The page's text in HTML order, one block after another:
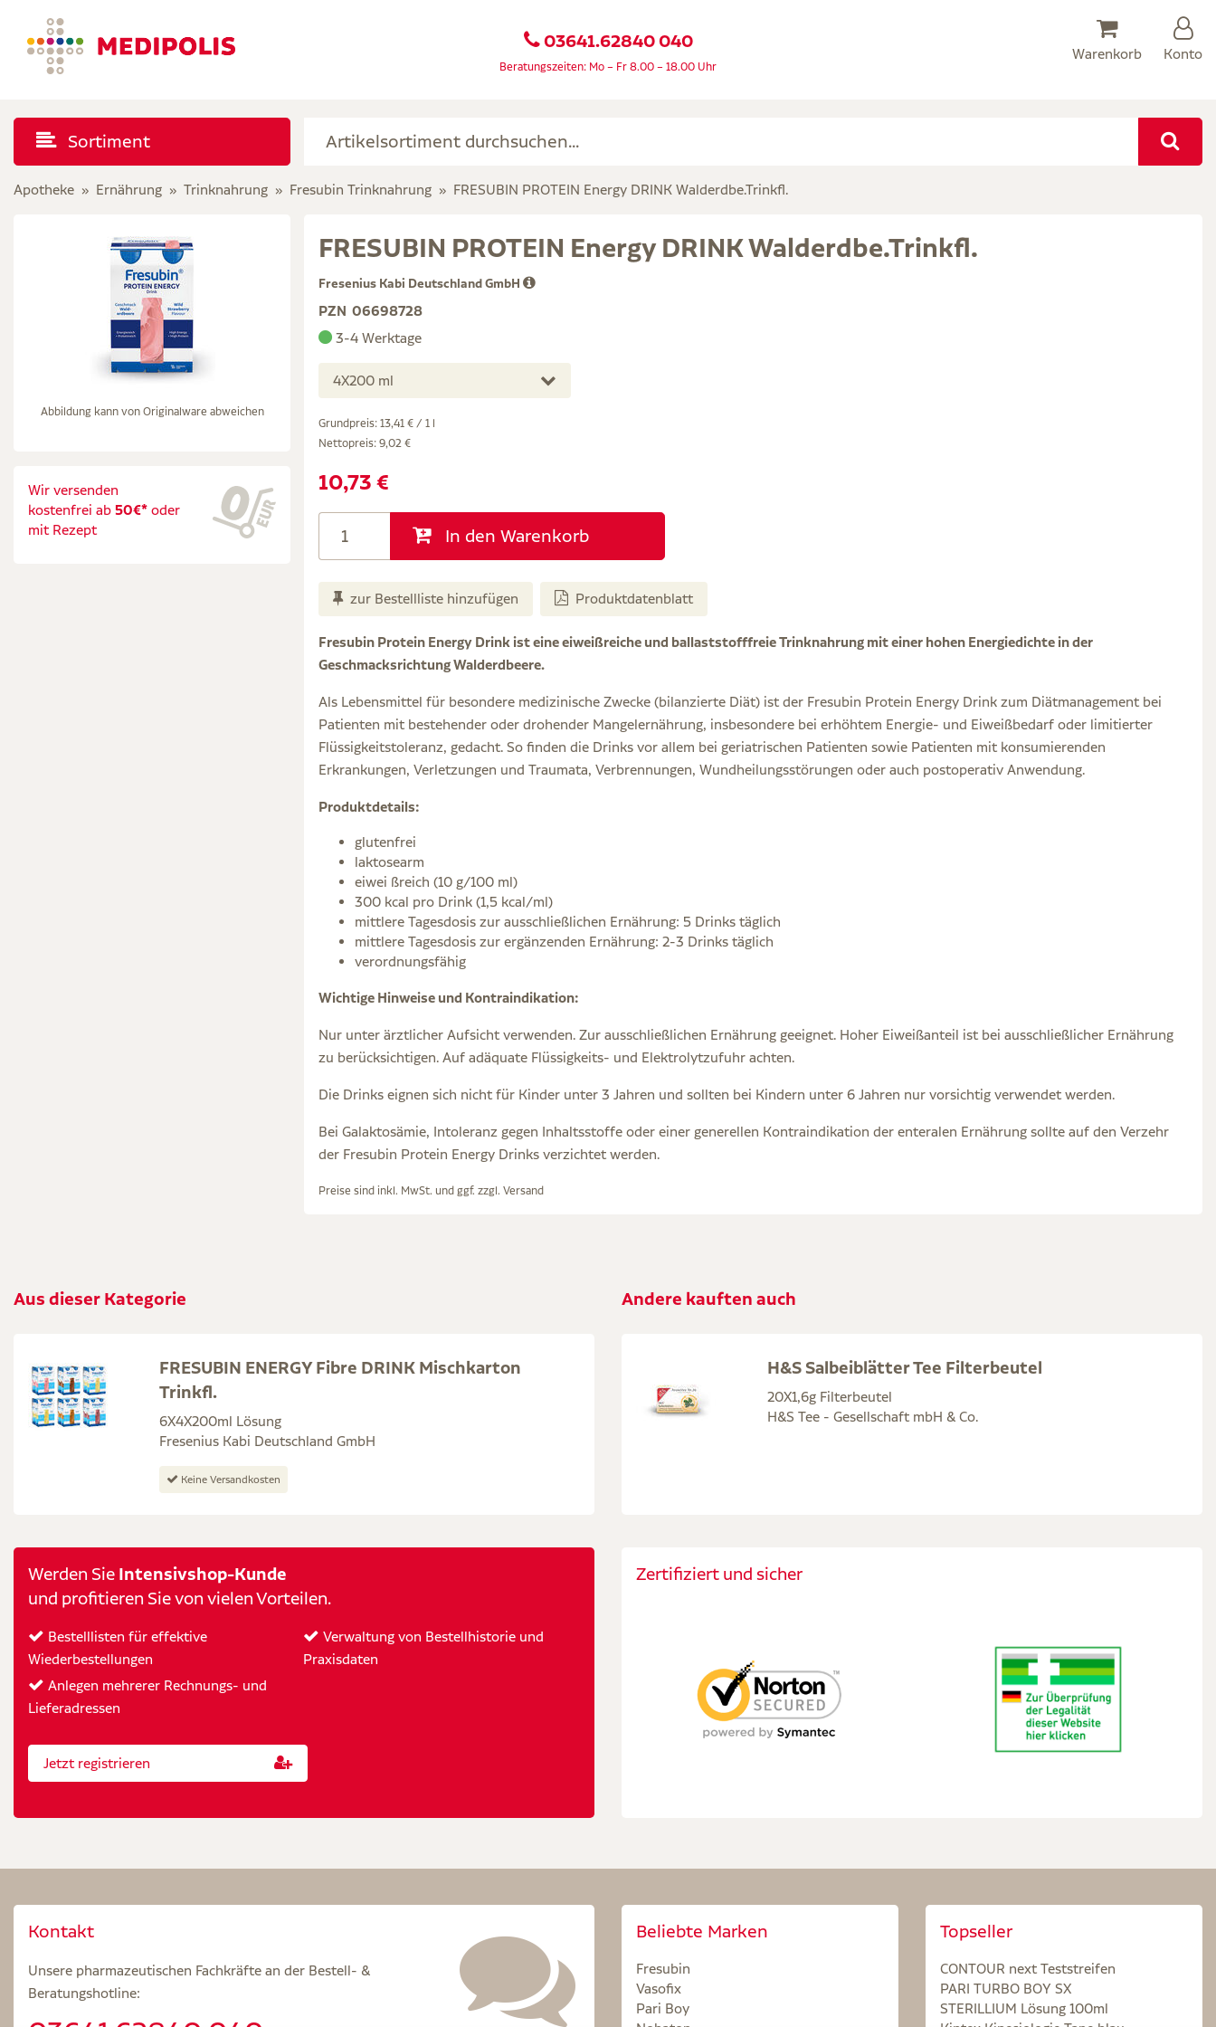
03641.62840 040
Beratungszeiten: Mo – Fr 8.00 – 18.00 Uhr
Warenkorb Konto
Sortiment
Apotheke Ernährung Trinknahrung Fresubin Trinknahrung FRESUBIN PROTEIN Energy DRINK Walderdbe.Trinkfl.
Abbildung kann von Originalware abweichen
Wir versenden
kostenfrei ab 50€* oder
mit Rezept
FRESUBIN PROTEIN Energy DRINK Walderdbe.Trinkfl.
Fresenius Kabi Deutschland GmbH
PZN 06698728
3-4 Werktage
4X200 ml
Grundpreis: 13,41 € / 1 l
Nettopreis: 9,02 €
10,73 €
In den Warenkorb
zur Bestellliste hinzufügen Produktdatenblatt
Fresubin Protein Energy Drink ist eine eiweißreiche und ballaststofffreie Trinknahrung mit einer hohen Energiedichte in der
Geschmacksrichtung Walderdbeere.
Als Lebensmittel für besondere medizinische Zwecke (bilanzierte Diät) ist der Fresubin Protein Energy Drink zum Diätmanagement bei
Patienten mit bestehender oder drohender Mangelernährung, insbesondere bei erhöhtem Energie- und Eiweißbedarf oder limitierter
Flüssigkeitstoleranz, gedacht. So finden die Drinks vor allem bei geriatrischen Patienten sowie Patienten mit konsumierenden
Erkrankungen, Verletzungen und Traumata, Verbrennungen, Wundheilungsstörungen oder auch postoperativ Anwendung.
Produktdetails:
glutenfrei
laktosearm
eiwei ßreich (10 g/100 ml)
300 kcal pro Drink (1,5 kcal/ml)
mittlere Tagesdosis zur ausschließlichen Ernährung: 5 Drinks täglich
mittlere Tagesdosis zur ergänzenden Ernährung: 2-3 Drinks täglich
verordnungsfähig
Wichtige Hinweise und Kontraindikation:
Nur unter ärztlicher Aufsicht verwenden. Zur ausschließlichen Ernährung geeignet. Hoher Eiweißanteil ist bei ausschließlicher Ernährung
zu berücksichtigen. Auf adäquate Flüssigkeits- und Elektrolytzufuhr achten.
Die Drinks eignen sich nicht für Kinder unter 3 Jahren und sollten bei Kindern unter 6 Jahren nur vorsichtig verwendet werden.
Bei Galaktosämie, Intoleranz gegen Inhaltsstoffe oder einer generellen Kontraindikation der enteralen Ernährung sollte auf den Verzehr
der Fresubin Protein Energy Drinks verzichtet werden.
Preise sind inkl. MwSt. und ggf. zzgl. Versand
Aus dieser Kategorie
FRESUBIN ENERGY Fibre DRINK Mischkarton
Trinkfl.
6X4X200ml Lösung
Fresenius Kabi Deutschland GmbH
Keine Versandkosten
Andere kauften auch
H&S Salbeiblätter Tee Filterbeutel
20X1,6g Filterbeutel
H&S Tee - Gesellschaft mbH & Co.
Werden Sie Intensivshop-Kunde
und profitieren Sie von vielen Vorteilen.
Bestelllisten für effektive
Wiederbestellungen
Anlegen mehrerer Rechnungs- und
Lieferadressen
Verwaltung von Bestellhistorie und
Praxisdaten
Jetzt registrieren
Zertifiziert und sicher
Kontakt
Unsere pharmazeutischen Fachkräfte an der Bestell- &
Beratungshotline:
Beliebte Marken
Fresubin
Vasofix
Pari Boy
Topseller
CONTOUR next Teststreifen
PARI TURBO BOY SX
STERILLIUM Lösung 100ml